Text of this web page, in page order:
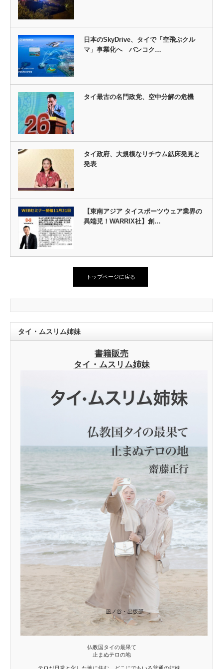
日本のSkyDrive、タイで「空飛ぶクル
マ」事業化へ バンコク…
タイ最古の名門政党、空中分解の危機
タイ政府、大規模なリチウム鉱床発見と
発表
【東南アジア タイスポーツウェア業界の
異端児！WARRIX社】創…
トップページに戻る
タイ・ムスリム姉妹
書籍販売
タイ・ムスリム姉妹
仏教国タイの最果て
止まぬテロの地